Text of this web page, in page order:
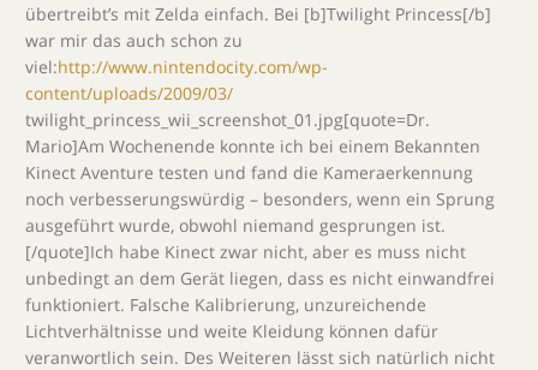
übertreibt’s mit Zelda einfach. Bei [b]Twilight Princess[/b]
war mir das auch schon zu
viel:http://www.nintendocity.com/wp-
content/uploads/2009/03/
twilight_princess_wii_screenshot_01.jpg[quote=Dr.
Mario]Am Wochenende konnte ich bei einem Bekannten
Kinect Aventure testen und fand die Kameraerkennung
noch verbesserungswürdig – besonders, wenn ein Sprung
ausgeführt wurde, obwohl niemand gesprungen ist.
[/quote]Ich habe Kinect zwar nicht, aber es muss nicht
unbedingt an dem Gerät liegen, dass es nicht einwandfrei
funktioniert. Falsche Kalibrierung, unzureichende
Lichtverhältnisse und weite Kleidung können dafür
veranwortlich sein. Des Weiteren lässt sich natürlich nicht